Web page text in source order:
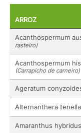
ARROZ
Acanthospermum
rasteiro)
Acanthospermum
(Carrapicho de carneiro)
Ageratum
Alternanthera tenella
Amaranthus hybridus